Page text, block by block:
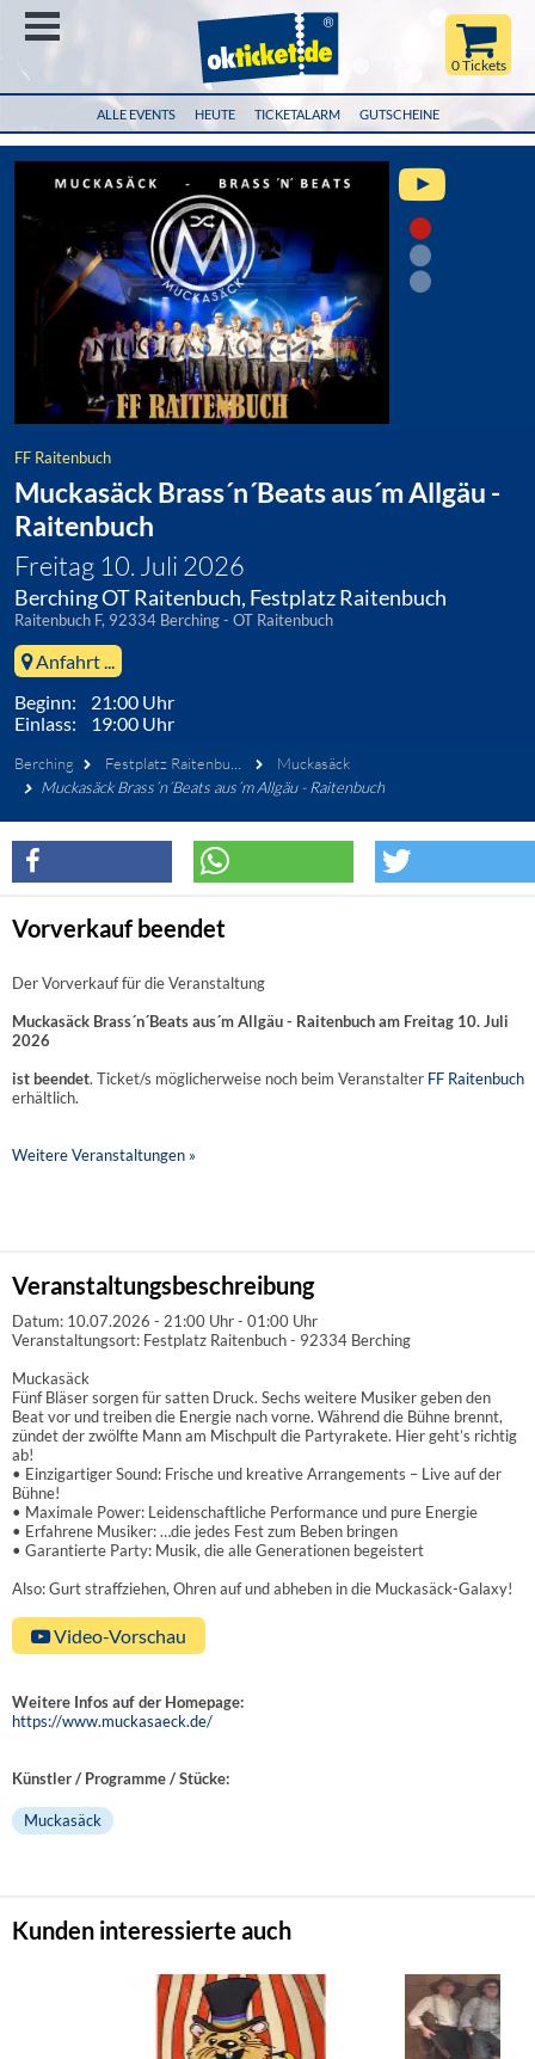
ALLE EVENTS HEUTE TICKETALARM GUTSCHEINE
0 Tickets
FF Raitenbuch
Muckasäck Brass´n´Beats aus´m Allgäu -
Raitenbuch
Freitag 10. Juli 2026
Berching OT Raitenbuch, Festplatz Raitenbuch
Raitenbuch F, 92334 Berching - OT Raitenbuch
Anfahrt ...
Beginn: 21:00 Uhr
Einlass: 19:00 Uhr
Berching Festplatz Raitenbuch
Muckasäck
Muckasäck Brass´n´Beats aus´m Allgäu - Raitenbuch
Vorverkauf beendet
Der Vorverkauf für die Veranstaltung
Muckasäck Brass´n´Beats aus´m Allgäu - Raitenbuch am Freitag 10. Juli
2026
ist beendet. Ticket/s möglicherweise noch beim Veranstalter FF Raitenbuch
erhältlich.
Weitere Veranstaltungen »
Veranstaltungsbeschreibung
Datum: 10.07.2026 - 21:00 Uhr - 01:00 Uhr
Veranstaltungsort: Festplatz Raitenbuch - 92334 Berching
Muckasäck
Fünf Bläser sorgen für satten Druck. Sechs weitere Musiker geben den
Beat vor und treiben die Energie nach vorne. Während die Bühne brennt,
zündet der zwölfte Mann am Mischpult die Partyrakete. Hier geht’s richtig
ab!
• Einzigartiger Sound: Frische und kreative Arrangements – Live auf der
Bühne!
• Maximale Power: Leidenschaftliche Performance und pure Energie
• Erfahrene Musiker: …die jedes Fest zum Beben bringen
• Garantierte Party: Musik, die alle Generationen begeistert
Also: Gurt straffziehen, Ohren auf und abheben in die Muckasäck-Galaxy!
Video-Vorschau
Weitere Infos auf der Homepage:
https://www.muckasaeck.de/
Künstler / Programme / Stücke:
Muckasäck
Kunden interessierte auch